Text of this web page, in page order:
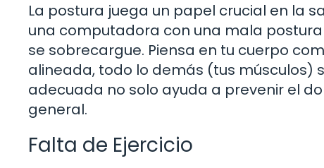
La postura juega un papel crucial en la
una computadora con una mala
se sobrecargue. Piensa en tu cuerpo
alineada, todo lo demás (tus músculos)
adecuada no solo ayuda a prevenir el
general.
Falta de Ejercicio